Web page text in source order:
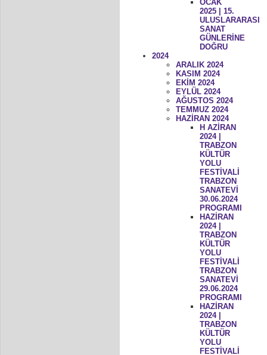
OCAK
2025 | 15.
ULUSLARARASI
SANAT
GÜNLERİNE
DOĞRU
2024
ARALIK 2024
KASIM 2024
EKİM 2024
EYLÜL 2024
AĞUSTOS 2024
TEMMUZ 2024
HAZİRAN 2024
H AZİRAN
2024 |
TRABZON
KÜLTÜR
YOLU
FESTİVALİ
TRABZON
SANATEVİ
30.06.2024
PROGRAMI
HAZİRAN
2024 |
TRABZON
KÜLTÜR
YOLU
FESTİVALİ
TRABZON
SANATEVİ
29.06.2024
PROGRAMI
HAZİRAN
2024 |
TRABZON
KÜLTÜR
YOLU
FESTİVALİ